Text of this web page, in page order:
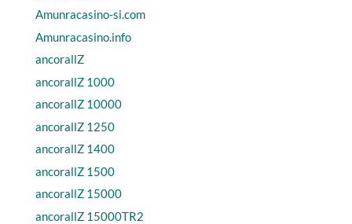
Amunracasino-si.com
Amunracasino.info
ancorallZ
ancorallZ 1000
ancorallZ 10000
ancorallZ 1250
ancorallZ 1400
ancorallZ 1500
ancorallZ 15000
ancorallZ 15000TR2